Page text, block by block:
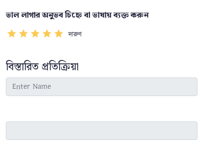
ভাল লাগার অনুভব চিহ্নে বা ভাষায় ব্যক্ত করুন
দারুণ
বিস্তারিত প্রতিক্রিয়া